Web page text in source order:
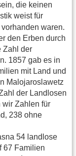
die keinen
weist für
waren.
den Erben durch
Zahl der
1857 gab es in
mit Land und
Malojaroslawetz
der Landlosen
wir Zahlen für
238 ohne
54 landlose
67 Familien